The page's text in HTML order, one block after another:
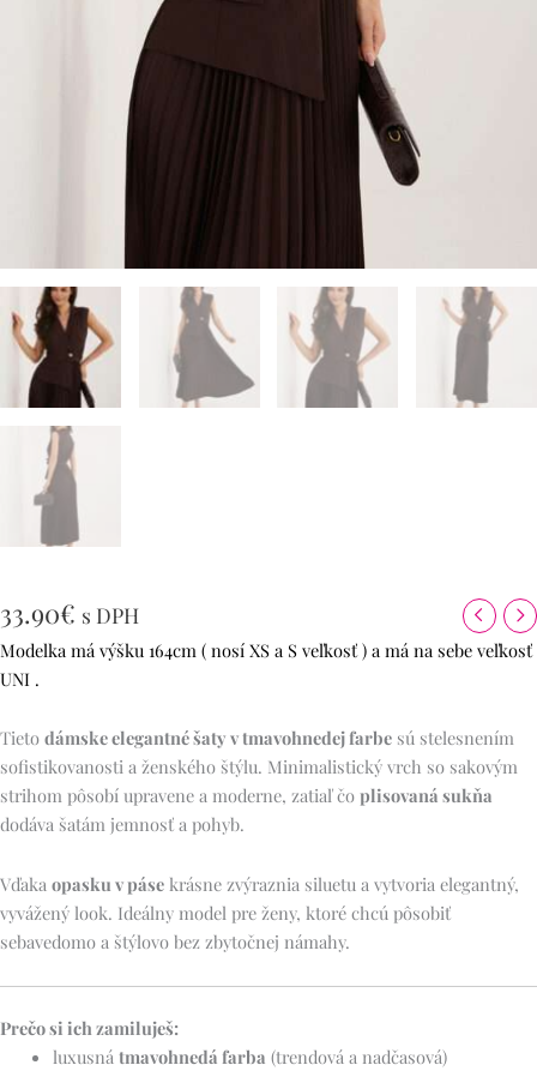
33.90€ s DPH
Modelka má výšku 164cm ( nosí XS a S veľkosť ) a má na sebe veľkosť
UNI .
Tieto dámske elegantné šaty v tmavohnedej farbe sú stelesnením
sofistikovanosti a ženského štýlu. Minimalistický vrch so sakovým
strihom pôsobí upravene a moderne, zatiaľ čo plisovaná sukňa
dodáva šatám jemnosť a pohyb.
Vďaka opasku v páse krásne zvýraznia siluetu a vytvoria elegantný,
vyvážený look. Ideálny model pre ženy, ktoré chcú pôsobiť
sebavedomo a štýlovo bez zbytočnej námahy.
Prečo si ich zamiluješ:
luxusná tmavohnedá farba (trendová a nadčasová)